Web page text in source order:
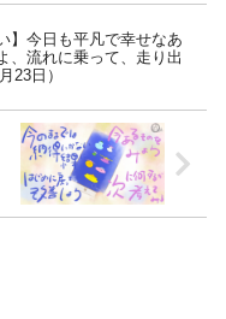
】今日も平凡で幸せなあ
、流れに乗って、走り出
23日）